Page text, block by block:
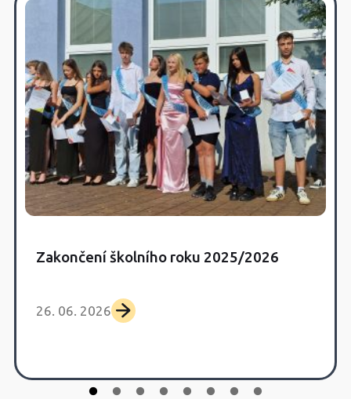
Zakončení školního roku 2025/2026
26. 06. 2026